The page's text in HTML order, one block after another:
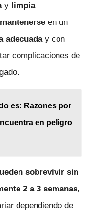
y limpia
en un
adecuaday con
complicaciones de
es: Razones por
en peligro
sobrevivir sin
2 a 3 semanas,
dependiendo de